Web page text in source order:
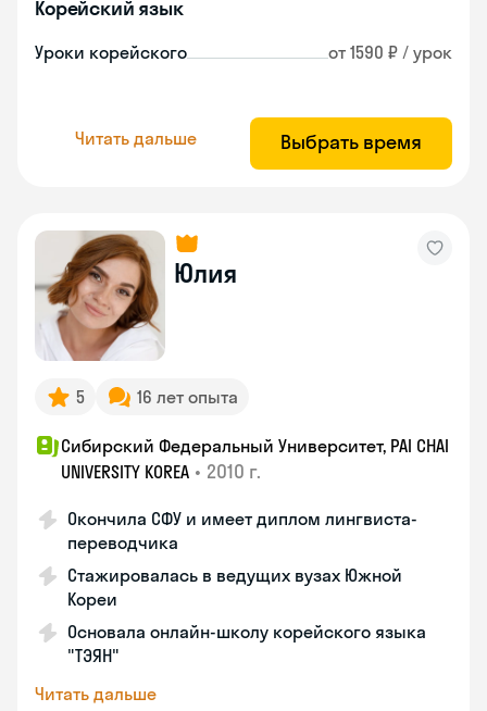
Корейский язык
Уроки корейского от 1590 ₽ / урок
Читать дальше Выбрать время
Юлия
5 16 лет опыта
Сибирский Федеральный Университет, PAI CHAI
UNIVERSITY KOREA • 2010 г.
Окончила СФУ и имеет диплом лингвиста-
переводчика
Стажировалась в ведущих вузах Южной
Кореи
Основала онлайн-школу корейского языка
"ТЭЯН"
Читать дальше